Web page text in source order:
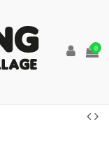
0